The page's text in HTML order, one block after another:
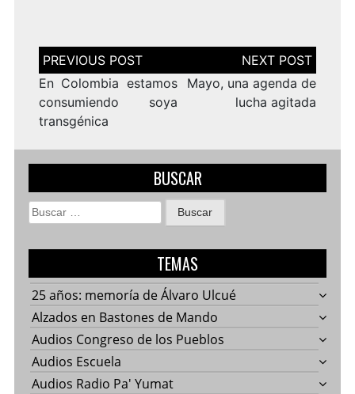
Navegación
de
entradas
En Colombia estamos
consumiendo soya
transgénica
Mayo, una agenda de
lucha agitada
BUSCAR
Buscar:
TEMAS
25 años: memoría de Álvaro Ulcué
Alzados en Bastones de Mando
Audios Congreso de los Pueblos
Audios Escuela
Audios Radio Pa' Yumat